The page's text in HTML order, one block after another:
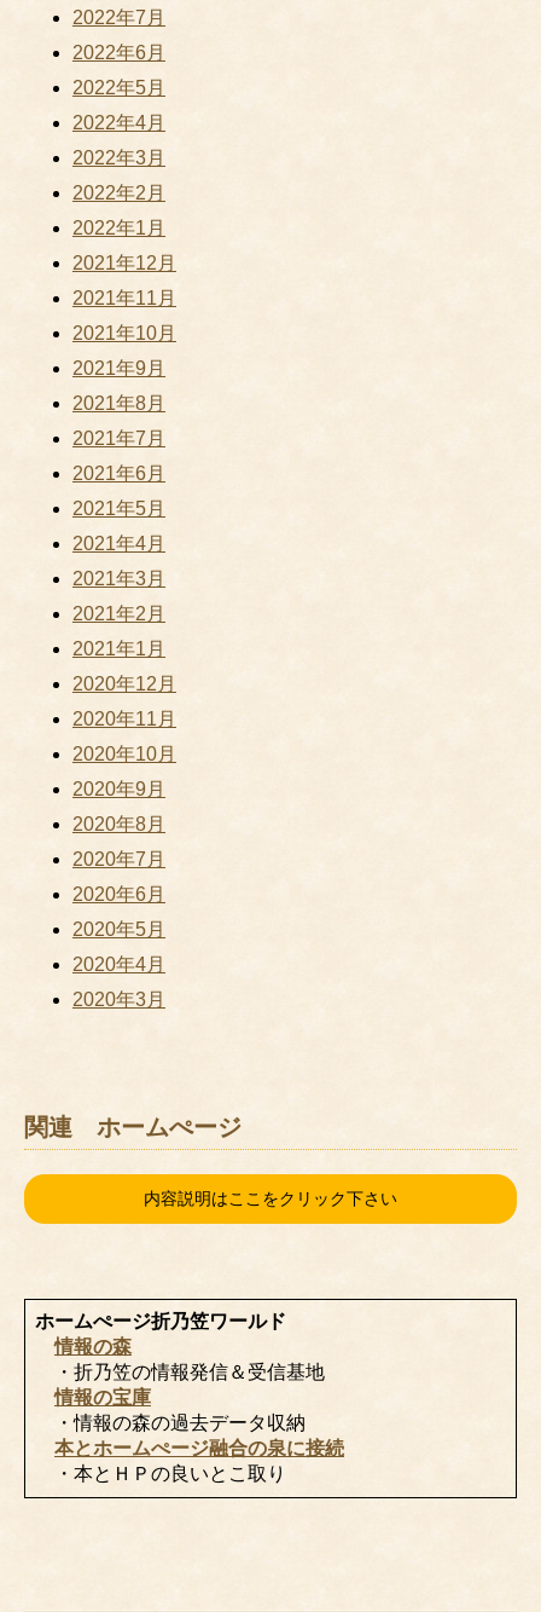
2022年7月
2022年6月
2022年5月
2022年4月
2022年3月
2022年2月
2022年1月
2021年12月
2021年11月
2021年10月
2021年9月
2021年8月
2021年7月
2021年6月
2021年5月
2021年4月
2021年3月
2021年2月
2021年1月
2020年12月
2020年11月
2020年10月
2020年9月
2020年8月
2020年7月
2020年6月
2020年5月
2020年4月
2020年3月
関連 ホームぺージ
内容説明はここをクリック下さい
ホームぺージ折乃笠ワールド
情報の森
・折乃笠の情報発信＆受信基地
情報の宝庫
・情報の森の過去データ収納
本とホームぺージ融合の泉に接続
・本とＨＰの良いとこ取り